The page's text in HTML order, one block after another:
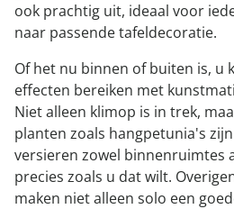
ook prachtig uit, ideaal voor
naar passende tafeldecoratie.
Of het nu binnen of buiten is, u
effecten bereiken met
Niet alleen klimop is in trek,
planten zoals hangpetunia's
versieren zowel binnenruimtes
precies zoals u dat wilt.
maken niet alleen solo een